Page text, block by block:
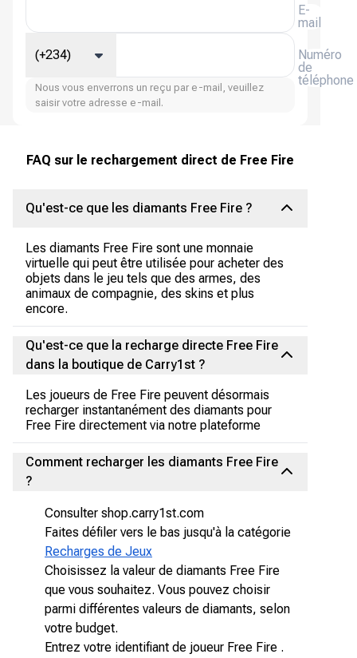
E-
mail
Numéro
de
téléphone
(+234)
Nous vous enverrons un reçu par e-mail, veuillez
saisir votre adresse e-mail.
FAQ sur le rechargement direct de Free Fire
Qu'est-ce que les diamants Free Fire ?
Les diamants Free Fire sont une monnaie
virtuelle qui peut être utilisée pour acheter des
objets dans le jeu tels que des armes, des
animaux de compagnie, des skins et plus
encore.
Qu'est-ce que la recharge directe Free Fire
dans la boutique de Carry1st ?
Les joueurs de Free Fire peuvent désormais
recharger instantanément des diamants pour
Free Fire directement via notre plateforme
Comment recharger les diamants Free Fire
?
Consulter shop.carry1st.com
Faites défiler vers le bas jusqu'à la catégorie
Recharges de Jeux
Choisissez la valeur de diamants Free Fire
que vous souhaitez. Vous pouvez choisir
parmi différentes valeurs de diamants, selon
votre budget.
Entrez votre identifiant de joueur Free Fire .